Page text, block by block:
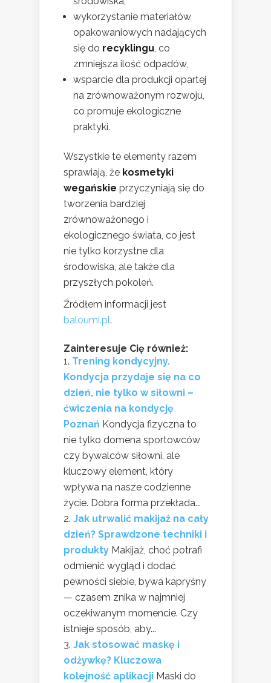
wykorzystanie materiałów
opakowaniowych nadających
się do recyklingu, co
zmniejsza ilość odpadów,
wsparcie dla produkcji opartej
na zrównoważonym rozwoju,
co promuje ekologiczne
praktyki.
Wszystkie te elementy razem
sprawiają, że kosmetyki
wegańskie przyczyniają się do
tworzenia bardziej
zrównoważonego i
ekologicznego świata, co jest
nie tylko korzystne dla
środowiska, ale także dla
przyszłych pokoleń.
Źródłem informacji jest
baloumi.pl.
Zainteresuje Cię również:
Trening kondycyjny.
Kondycja przydaje się na co
dzień, nie tylko w siłowni –
ćwiczenia na kondycję
Poznań Kondycja fizyczna to
nie tylko domena sportowców
czy bywalców siłowni, ale
kluczowy element, który
wpływa na nasze codzienne
życie. Dobra forma przekłada...
Jak utrwalić makijaż na cały
dzień? Sprawdzone techniki i
produkty Makijaż, choć potrafi
odmienić wygląd i dodać
pewności siebie, bywa kapryśny
— czasem znika w najmniej
oczekiwanym momencie. Czy
istnieje sposób, aby...
Jak stosować maskę i
odżywkę? Kluczowa
kolejność aplikacji Maski do